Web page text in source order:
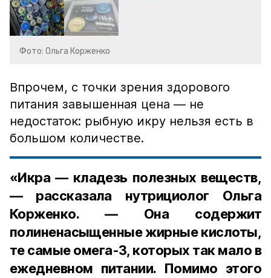
Фото: Ольга Корженко
Впрочем, с точки зрения здорового
питания завышенная цена — не
недостаток: рыбную икру нельзя есть в
большом количестве.
«Икра — кладезь полезных веществ,
— рассказала нутрициолог Ольга
Корженко. — Она содержит
полиненасыщенные жирные кислоты,
те самые омега-3, которых так мало в
ежедневном питании. Помимо этого